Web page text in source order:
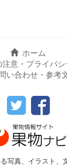
ホーム
注意・プライバ
い合わせ・参考
写真、イラスト、